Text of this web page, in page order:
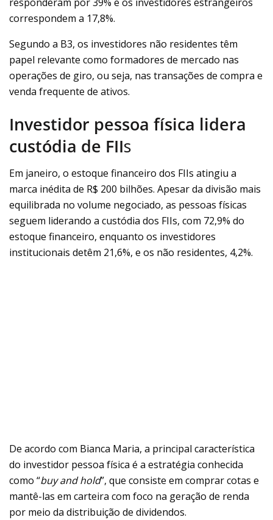
correspondem a 17,8%.
Segundo a B3, os investidores não residentes têm
papel relevante como formadores de mercado nas
operações de giro, ou seja, nas transações de compra e
venda frequente de ativos.
Investidor pessoa física lidera
custódia de FIIs
Em janeiro, o estoque financeiro dos FIIs atingiu a
marca inédita de R$ 200 bilhões. Apesar da divisão mais
equilibrada no volume negociado, as pessoas físicas
seguem liderando a custódia dos FIIs, com 72,9% do
estoque financeiro, enquanto os investidores
institucionais detêm 21,6%, e os não residentes, 4,2%.
De acordo com Bianca Maria, a principal característica
do investidor pessoa física é a estratégia conhecida
como “buy and hold”, que consiste em comprar cotas e
mantê-las em carteira com foco na geração de renda
por meio da distribuição de dividendos.